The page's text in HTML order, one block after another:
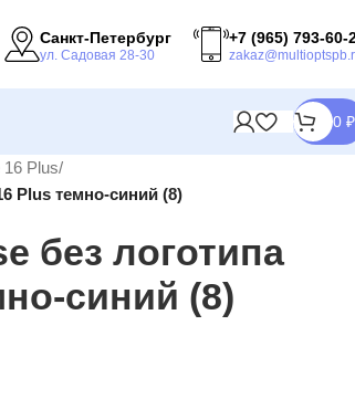
Санкт-Петербург
ул. Садовая 28-30
+7 (965) 793-60-
0 ₽
16 Plus/
Plus темно-синий (8)
без логотипа
синий (8)